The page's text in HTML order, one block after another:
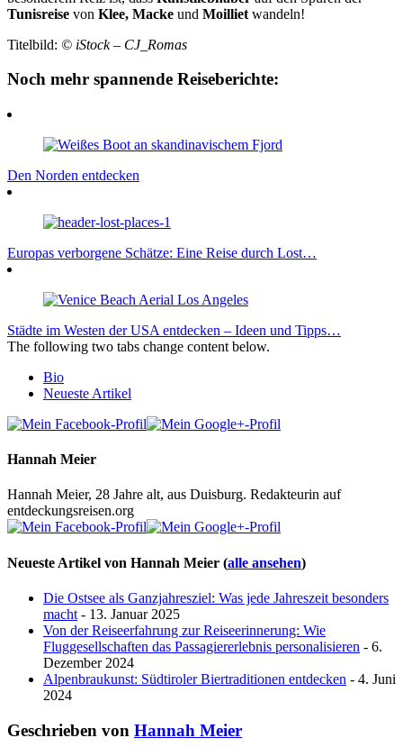
Tunisreise von Klee, Macke und Moilliet wandeln!
Titelbild: © iStock – CJ_Romas
Noch mehr spannende Reiseberichte:
Den Norden entdecken
Europas verborgene Schätze: Eine Reise durch Lost…
Städte im Westen der USA entdecken – Ideen und Tipps…
The following two tabs change content below.
Bio
Neueste Artikel
Hannah Meier
Hannah Meier, 28 Jahre alt, aus Duisburg. Redakteurin auf
entdeckungsreisen.org
Neueste Artikel von Hannah Meier (alle ansehen)
Die Ostsee als Ganzjahresziel: Was jede Jahreszeit besonders
macht - 13. Januar 2025
Von der Reiseerfahrung zur Reiseerinnerung: Wie
Fluggesellschaften das Passagiererlebnis personalisieren - 6.
Dezember 2024
Alpenbraukunst: Südtiroler Biertraditionen entdecken - 4. Juni
2024
Geschrieben von Hannah Meier